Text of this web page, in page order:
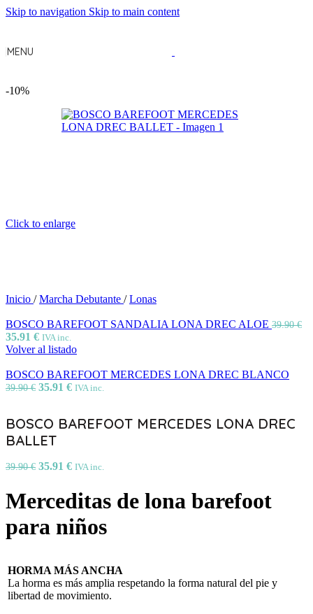
Skip to navigation Skip to main content
MENU
-10%
Click to enlarge
Inicio / Marcha Debutante / Lonas
BOSCO BAREFOOT SANDALIA LONA DREC ALOE 39.90€
35.91 € IVA inc.
Volver al listado
BOSCO BAREFOOT MERCEDES LONA DREC BLANCO
39.90€ 35.91 € IVA inc.
BOSCO BAREFOOT MERCEDES LONA DREC
BALLET
39.90€ 35.91 € IVA inc.
Merceditas de lona barefoot
para niños
HORMA MÁS ANCHA
La horma es más amplia respetando la forma natural del pie y
libertad de movimiento.